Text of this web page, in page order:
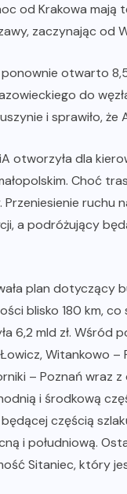
od Krakowa
zaczynając od
otwarto
do
i sprawiło, że
otworzyła dla
Choć
ruchu
a podróżujący
plan dotyczący
blisko 180 km,
mld zł. Wśród
Witankowo –
– Poznań wraz
i środkową
będącej częścią
i południową.
Sitaniec, który